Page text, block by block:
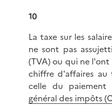
10
La taxe sur les
ne sont pas
(TVA) ou qui ne l'ont
chiffre d'affaires
celle du paiement
général des impôts